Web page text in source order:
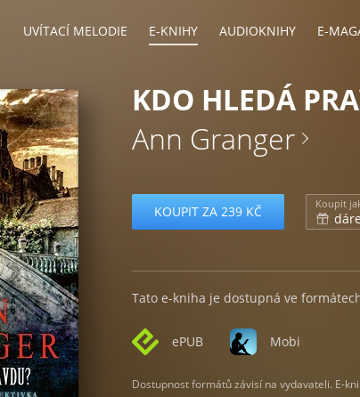
UVÍTACÍ MELODIE E-KNIHY AUDIOKNIHY E-
KDO HLEDÁ
Ann Granger
KOUPIT ZA 239 KČ Koupit
Tato e-kniha je dostupná ve
ePUB Mobi
Dostupnost formátů závisí na vydavateli. E-